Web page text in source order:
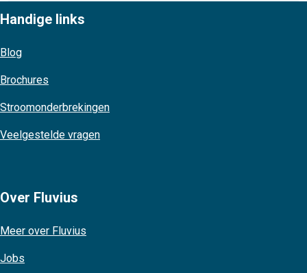
Handige links
Blog
Brochures
Stroomonderbrekingen
Veelgestelde vragen
Over Fluvius
Meer over Fluvius
Jobs